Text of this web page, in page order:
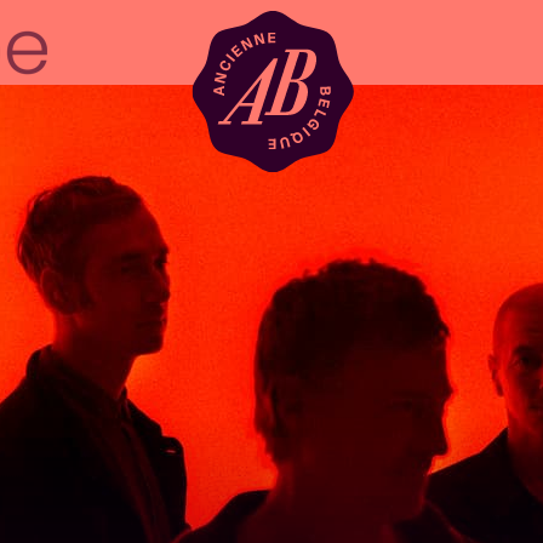
ABtv
Chèque-